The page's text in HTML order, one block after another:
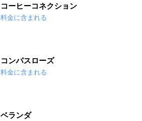
コーヒーコネクション
料金に含まれる
コンパスローズ
料金に含まれる
ベランダ